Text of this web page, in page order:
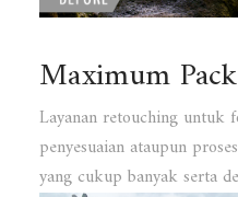
Maximum
Layanan retouching untuk
penyesuaian ataupun
yang cukup banyak serta